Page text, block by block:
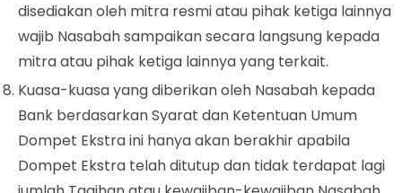
disediakan oleh mitra resmi atau pihak ketiga lainnya
wajib Nasabah sampaikan secara langsung kepada
mitra atau pihak ketiga lainnya yang terkait.
Kuasa-kuasa yang diberikan oleh Nasabah kepada
Bank berdasarkan Syarat dan Ketentuan Umum
Dompet Ekstra ini hanya akan berakhir apabila
Dompet Ekstra telah ditutup dan tidak terdapat lagi